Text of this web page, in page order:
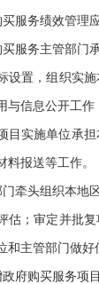
服务绩效管理
服务主管部门
设置，组织实
与信息公开工作
目实施单位承
料报送等工作。
牵头组织本地
估；审定并批
和主管部门做好
府购买服务项